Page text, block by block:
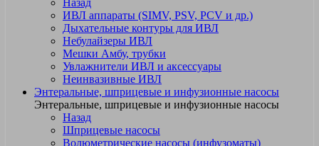
Назад
ИВЛ аппараты (SIMV, PSV, PCV и др.)
Дыхательные контуры для ИВЛ
Небулайзеры ИВЛ
Мешки Амбу, трубки
Увлажнители ИВЛ и аксессуары
Неинвазивные ИВЛ
Энтеральные, шприцевые и инфузионные насосы
Энтеральные, шприцевые и инфузионные насосы
Назад
Шприцевые насосы
Волюметрические насосы (инфузоматы)